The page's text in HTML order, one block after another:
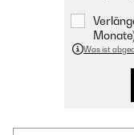
Monate)
Was ist